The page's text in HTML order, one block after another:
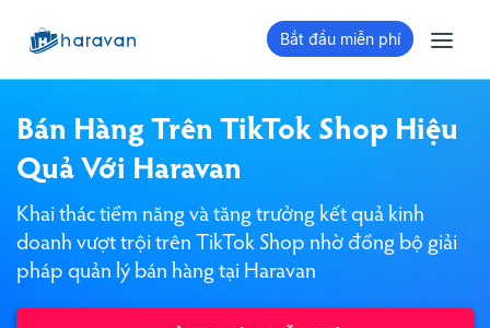
Bắt đầu miễn phí
Bán Hàng Trên TikTok Shop Hiệu
Quả Với Haravan
Khai thác tiềm năng và tăng trưởng kết quả kinh
doanh vượt trội trên TikTok Shop nhờ đồng bộ giải
pháp quản lý bán hàng tại Haravan